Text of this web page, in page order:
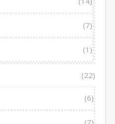
(7)
(1)
(22)
(6)